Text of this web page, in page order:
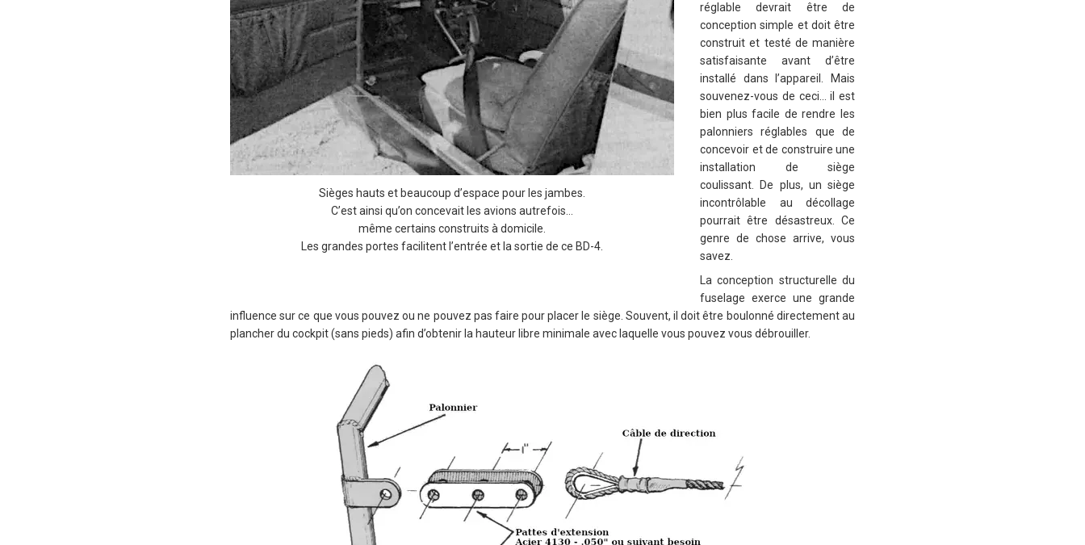
Sièges hauts et beaucoup d’espace pour les jambes.
C’est ainsi qu’on concevait les avions autrefois…
même certains construits à domicile.
Les grandes portes facilitent l’entrée et la sortie de ce BD-4.
réglable devrait être de
conception simple et doit être
construit et testé de manière
satisfaisante avant d’être
installé dans l’appareil. Mais
souvenez-vous de ceci… il est
bien plus facile de rendre les
palonniers réglables que de
concevoir et de construire une
installation de siège
coulissant. De plus, un siège
incontrôlable au décollage
pourrait être désastreux. Ce
genre de chose arrive, vous
savez.
La conception structurelle du
fuselage exerce une grande
influence sur ce que vous pouvez ou ne pouvez pas faire pour placer le siège. Souvent, il doit être boulonné directement au
plancher du cockpit (sans pieds) afin d’obtenir la hauteur libre minimale avec laquelle vous pouvez vous débrouiller.